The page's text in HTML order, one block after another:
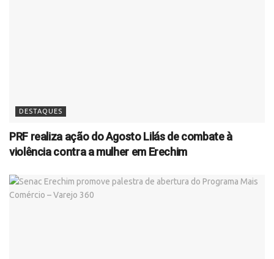
DESTAQUES
PRF realiza ação do Agosto Lilás de combate à
violência contra a mulher em Erechim